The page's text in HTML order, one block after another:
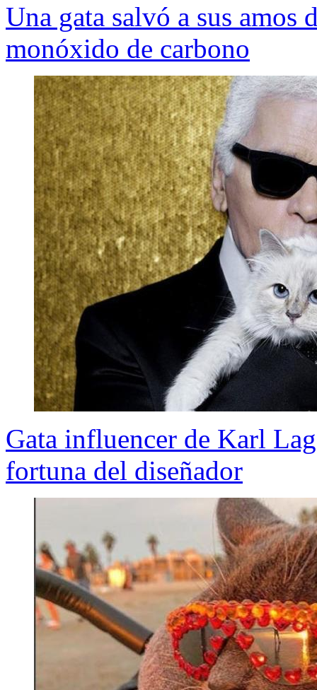
Una gata salvó a sus
monóxido de carbono
Gata influencer de Karl
fortuna del diseñador